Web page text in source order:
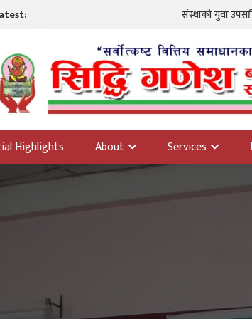
संस्थाको युवा उपसमितिको
Highlights About Services